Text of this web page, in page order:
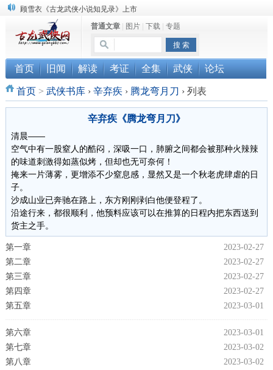
顾雪衣《古龙武侠小说知见录》上市
“武侠书库”查缺补漏活动圆满结束
《古龙小说原貌探究》修订版已上市
普通文章| 图片| 下载| 专题
首页 旧闻 解读 考证 全集 武侠 论坛
首页> 武侠书库 › 辛弃疾 › 腾龙弯月刀 ›列表
辛弃疾《腾龙弯月刀》
清晨——
空气中有一股窒人的酷闷，深吸一口，肺腑之间都会被那种火辣辣
的味道刺激得如蒸似烤，但却也无可奈何！
掩来一片薄雾，更增添不少窒息感，显然又是一个秋老虎肆虐的日
子。
沙成山业已奔驰在路上，东方刚刚剥白他便登程了。
沿途行来，都很顺利，他预料应该可以在推算的日程内把东西送到
货主之手。
2023-02-27
第一章
2023-02-27
第二章
2023-02-27
第三章
2023-02-27
第四章
2023-03-01
第五章
2023-03-01
第六章
2023-03-02
第七章
2023-03-02
第八章